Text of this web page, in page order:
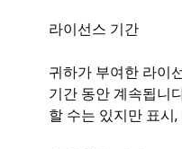
라이선스 기간
귀하가 부여한 라이
기간 동안 계속됩니
할 수는 있지만 표시